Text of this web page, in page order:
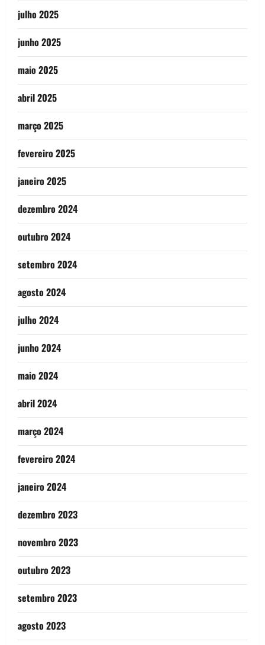
julho 2025
junho 2025
maio 2025
abril 2025
março 2025
fevereiro 2025
janeiro 2025
dezembro 2024
outubro 2024
setembro 2024
agosto 2024
julho 2024
junho 2024
maio 2024
abril 2024
março 2024
fevereiro 2024
janeiro 2024
dezembro 2023
novembro 2023
outubro 2023
setembro 2023
agosto 2023